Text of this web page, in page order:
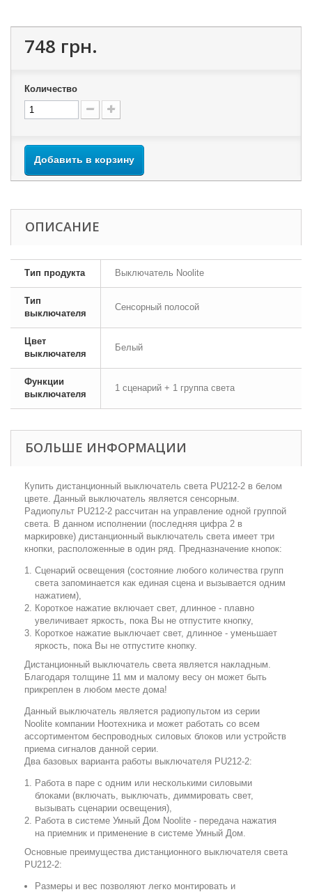
748 грн.
Количество
Добавить в корзину
ОПИСАНИЕ
Тип продукта Выключатель Noolite
Тип
выключателя
Сенсорный полосой
Цвет
выключателя
Белый
Функции
выключателя
1 сценарий + 1 группа света
БОЛЬШЕ ИНФОРМАЦИИ
Купить дистанционный выключатель света PU212-2 в белом
цвете. Данный выключатель является сенсорным.
Радиопульт PU212-2 рассчитан на управление одной группой
света. В данном исполнении (последняя цифра 2 в
маркировке) дистанционный выключатель света имеет три
кнопки, расположенные в один ряд. Предназначение кнопок:
Сценарий освещения (состояние любого количества групп
света запоминается как единая сцена и вызывается одним
нажатием),
Короткое нажатие включает свет, длинное - плавно
увеличивает яркость, пока Вы не отпустите кнопку,
Короткое нажатие выключает свет, длинное - уменьшает
яркость, пока Вы не отпустите кнопку.
Дистанционный выключатель света является накладным.
Благодаря толщине 11 мм и малому весу он может быть
прикреплен в любом месте дома!
Данный выключатель является радиопультом из серии
Noolite компании Ноотехника и может работать со всем
ассортиментом беспроводных силовых блоков или устройств
приема сигналов данной серии.
Два базовых варианта работы выключателя PU212-2:
Работа в паре с одним или несколькими силовыми
блоками (включать, выключать, диммировать свет,
вызывать сценарии освещения),
Работа в системе Умный Дом Noolite - передача нажатия
на приемник и применение в системе Умный Дом.
Основные преимущества дистанционного выключателя света
PU212-2:
Размеры и вес позволяют легко монтировать и